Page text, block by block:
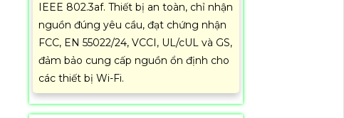
IEEE 802.3af. Thiết bị an toàn, chỉ nhận
nguồn đúng yêu cầu, đạt chứng nhận
FCC, EN 55022/24, VCCI, UL/cUL và GS,
đảm bảo cung cấp nguồn ổn định cho
các thiết bị Wi-Fi.